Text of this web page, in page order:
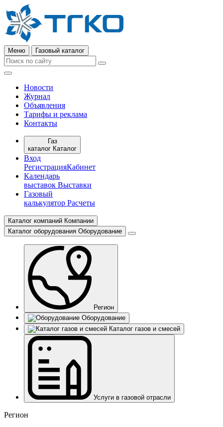
Меню Газовый каталог
Новости
Журнал
Объявления
Тарифы и реклама
Контакты
Газ
каталог Каталог
Вход
РегистрацияКабинет
Календарь
выставок Выставки
Газовый
калькулятор Расчеты
Каталог компаний Компании
Каталог оборудования Оборудование
Регион
Оборудование
Каталог газов и смесей
Услуги в газовой отрасли
Регион